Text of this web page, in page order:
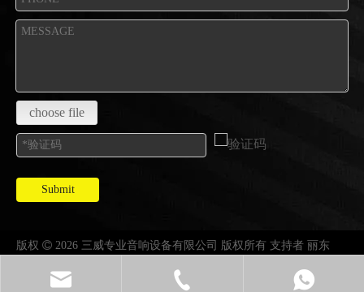
choose file
Submit
版权  2026 三威专业音响设备有限公司 版权所有 支持者 丽东